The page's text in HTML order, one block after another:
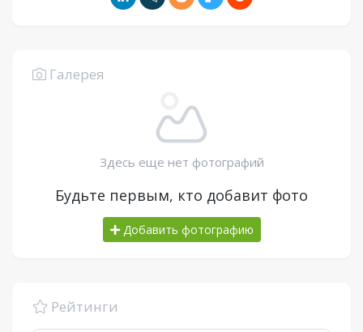
Галерея
Здесь еще нет фотографий
Будьте первым, кто добавит фото
Добавить фотографию
Рейтинги